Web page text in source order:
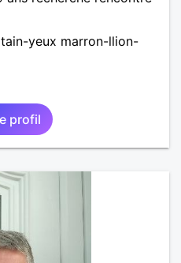
yeux marron-llion-
profil